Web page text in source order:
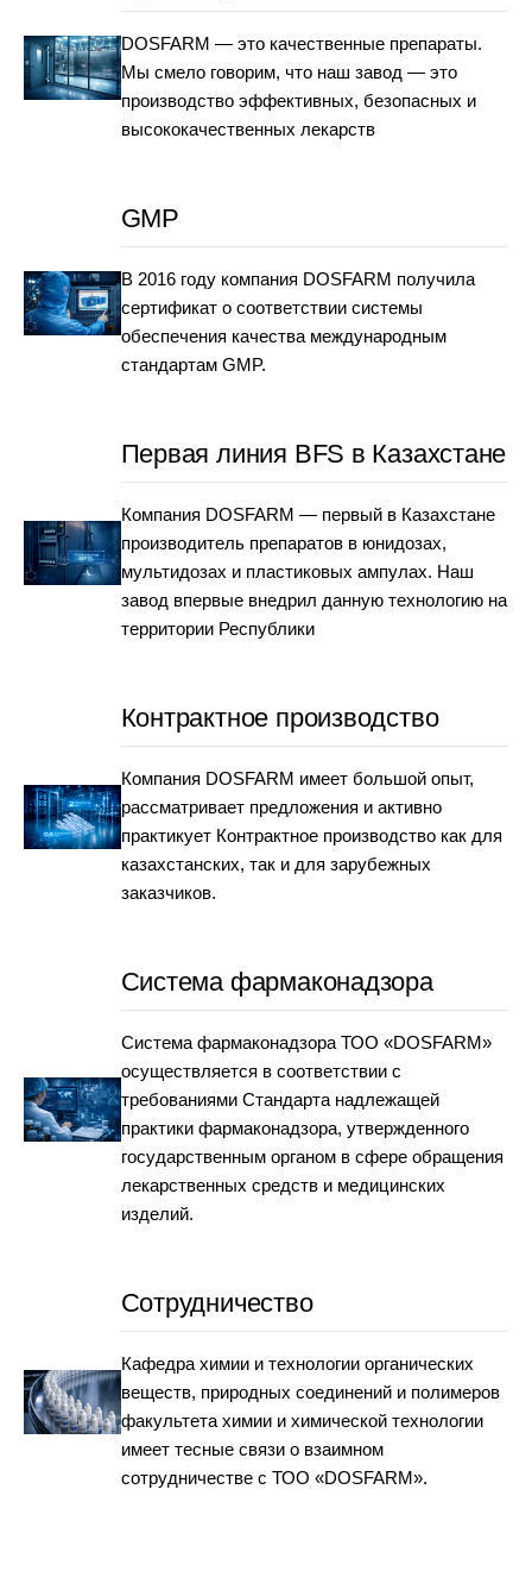
DOSFARM — это качественные препараты.
Мы смело говорим, что наш завод — это
производство эффективных, безопасных и
высококачественных лекарств
GMP
В 2016 году компания DOSFARM получила
сертификат о соответствии системы
обеспечения качества международным
стандартам GMP.
Первая линия BFS в Казахстане
Компания DOSFARM — первый в Казахстане
производитель препаратов в юнидозах,
мультидозах и пластиковых ампулах. Наш
завод впервые внедрил данную технологию на
территории Республики
Контрактное производство
Компания DOSFARM имеет большой опыт,
рассматривает предложения и активно
практикует Контрактное производство как для
казахстанских, так и для зарубежных
заказчиков.
Система фармаконадзора
Система фармаконадзора ТОО «DOSFARM»
осуществляется в соответствии с
требованиями Стандарта надлежащей
практики фармаконадзора, утвержденного
государственным органом в сфере обращения
лекарственных средств и медицинских
изделий.
Сотрудничество
Кафедра химии и технологии органических
веществ, природных соединений и полимеров
факультета химии и химической технологии
имеет тесные связи о взаимном
сотрудничестве с ТОО «DOSFARM».